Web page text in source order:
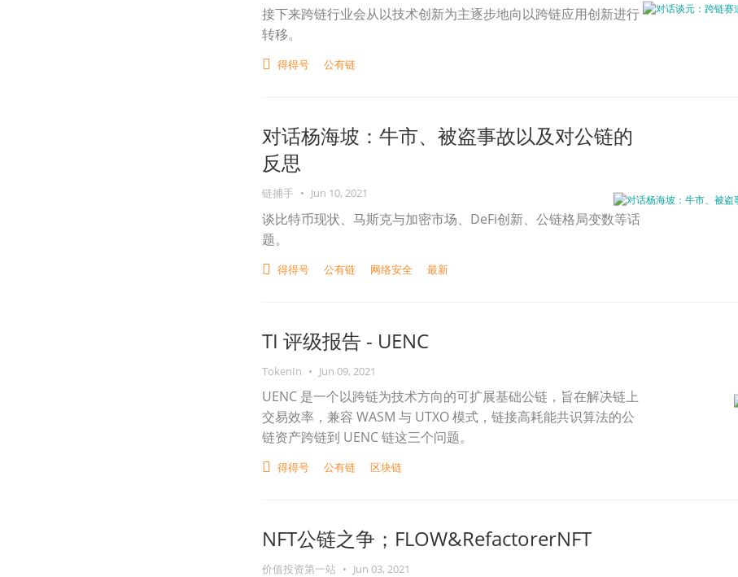
接下来跨链行业会从以技术创新为主逐步地向以跨链应用创新进行
转移。
得得号 公有链
对话杨海坡：牛市、被盗事故以及对公链的
反思
链捕手 • Jun 10, 2021
谈比特币现状、马斯克与加密市场、DeFi创新、公链格局变数等话
题。
得得号 公有链 网络安全 最新
TI 评级报告 - UENC
TokenIn • Jun 09, 2021
UENC 是一个以跨链为技术方向的可扩展基础公链，旨在解决链上
交易效率，兼容 WASM 与 UTXO 模式，链接高耗能共识算法的公
链资产跨链到 UENC 链这三个问题。
得得号 公有链 区块链
NFT公链之争；FLOW&RefactorerNFT
价值投资第一站 • Jun 03, 2021